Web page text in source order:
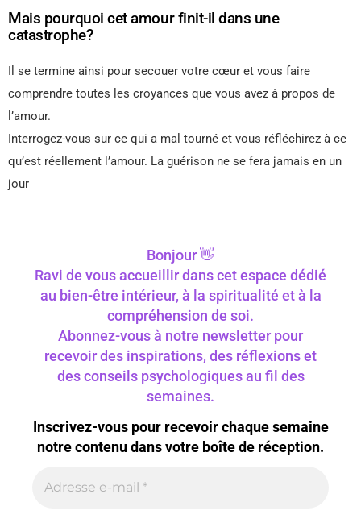
Mais pourquoi cet amour finit-il dans une
catastrophe?
Il se termine ainsi pour secouer votre cœur et vous faire
comprendre toutes les croyances que vous avez à propos de
l’amour.
Interrogez-vous sur ce qui a mal tourné et vous réfléchirez à ce
qu’est réellement l’amour. La guérison ne se fera jamais en un
jour
Bonjour 👋
Ravi de vous accueillir dans cet espace dédié
au bien-être intérieur, à la spiritualité et à la
compréhension de soi.
Abonnez-vous à notre newsletter pour
recevoir des inspirations, des réflexions et
des conseils psychologiques au fil des
semaines.
Inscrivez-vous pour recevoir chaque semaine
notre contenu dans votre boîte de réception.